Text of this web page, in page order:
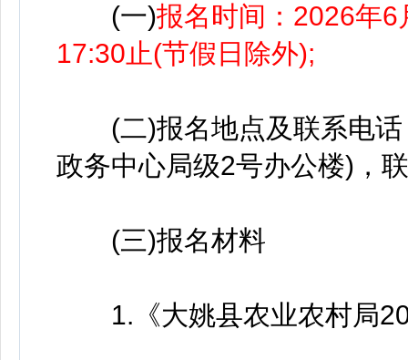
(一)报名时间：2026年
17:30止(节假日除外);
(二)报名地点及联系电话
政务中心局级2号办公楼)，
(三)报名材料
1.《大姚县农业农村局